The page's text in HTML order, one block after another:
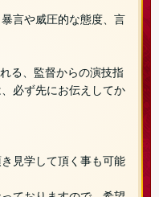
言や威圧的な態度、言
る、監督からの演技指
必ず先にお伝えしてか
見学して頂く事も可能